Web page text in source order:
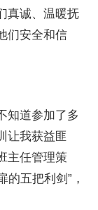
真诚、温暖抚
们安全和信
知道参加了多
让我获益匪
主任管理策
五把利剑”，